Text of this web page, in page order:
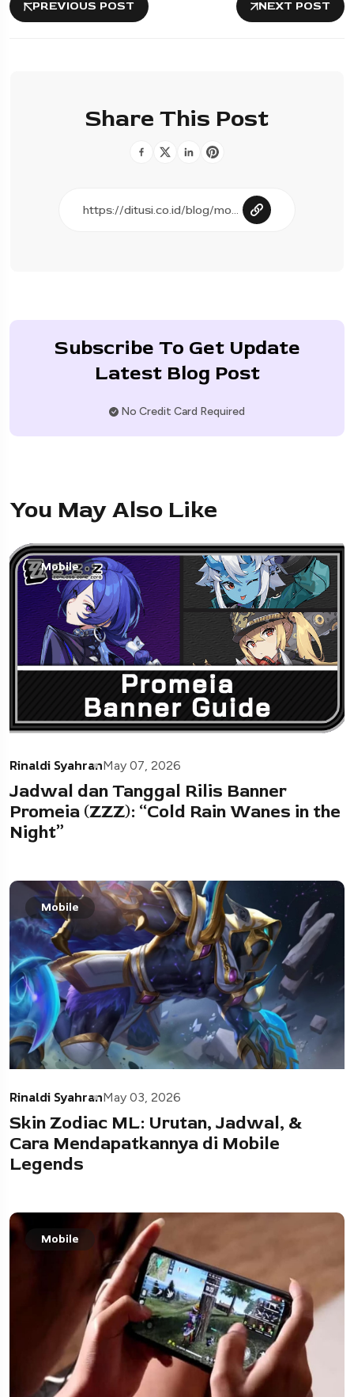
PREVIOUS POST NEXT POST
Share This Post
Subscribe To Get Update
Latest Blog Post
No Credit Card Required
You May Also Like
Mobile
Rinaldi SyahranMay 07, 2026
Jadwal dan Tanggal Rilis Banner
Promeia (ZZZ): “Cold Rain Wanes in the
Night”
Mobile
Rinaldi SyahranMay 03, 2026
Skin Zodiac ML: Urutan, Jadwal, &
Cara Mendapatkannya di Mobile
Legends
Mobile